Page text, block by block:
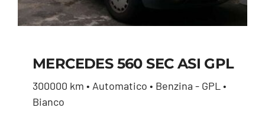
MERCEDES 560 SEC
MERCEDES 560 SEC ASI GPL
300000 km • Automatico • Benzina - GPL •
Bianco